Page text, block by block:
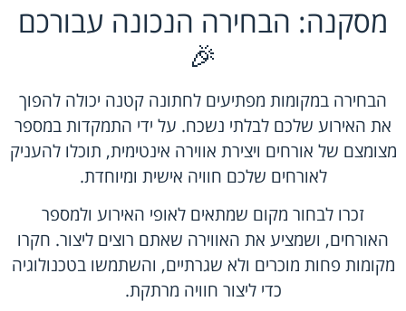
מסקנה: הבחירה הנכונה עבורכם
🎉
הבחירה במקומות מפתיעים לחתונה קטנה יכולה להפוך
את האירוע שלכם לבלתי נשכח. על ידי התמקדות במספר
מצומצם של אורחים ויצירת אווירה אינטימית, תוכלו להעניק
לאורחים שלכם חוויה אישית ומיוחדת.
זכרו לבחור מקום שמתאים לאופי האירוע ולמספר
האורחים, ושמציע את האווירה שאתם רוצים ליצור. חקרו
מקומות פחות מוכרים ולא שגרתיים, והשתמשו בטכנולוגיה
כדי ליצור חוויה מרתקת.